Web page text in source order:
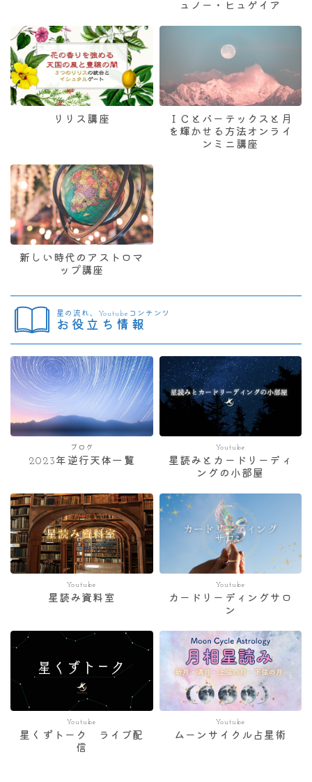
ュノー・ヒュゲイア
リリス講座
ＩＣとバーテックスと月
を輝かせる方法オンライ
ンミニ講座
新しい時代のアストロマ
ップ講座
星の流れ、Youtubeコンテンツ
お役立ち情報
ブログ
2023年逆行天体一覧
Youtube
星読みとカードリーディ
ングの小部屋
Youtube
星読み資料室
Youtube
カードリーディングサロ
ン
Youtube
星くずトーク ライブ配
信
Youtube
ムーンサイクル占星術